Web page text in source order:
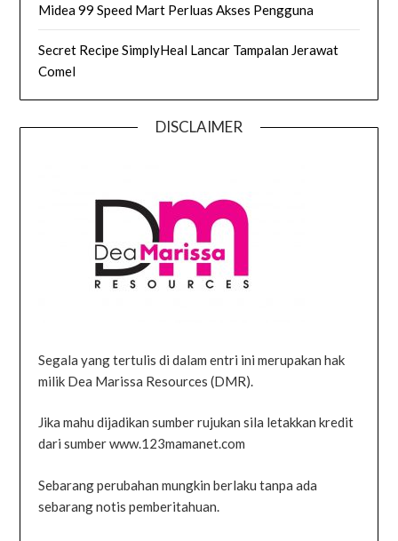
Midea 99 Speed Mart Perluas Akses Pengguna
Secret Recipe SimplyHeal Lancar Tampalan Jerawat
Comel
DISCLAIMER
Segala yang tertulis di dalam entri ini merupakan hak
milik Dea Marissa Resources (DMR).
Jika mahu dijadikan sumber rujukan sila letakkan kredit
dari sumber www.123mamanet.com
Sebarang perubahan mungkin berlaku tanpa ada
sebarang notis pemberitahuan.